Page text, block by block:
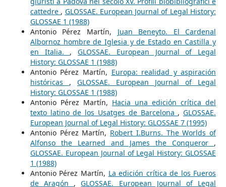
cattedre , GLOSSAE. European Journal of Legal History:
GLOSSAE 1 (1988)
Antonio Pérez Martín, Juan Beneyto. El Cardenal
Albornoz hombre de Iglesia y de Estado en Castilla y
en Italia. ,GLOSSAE. European Journal of Legal
History: GLOSSAE 1 (1988)
Antonio Pérez Martín, Europa: realidad y aspiración
históricas , GLOSSAE. European Journal of Legal
History: GLOSSAE 1 (1988)
Antonio Pérez Martín, Hacia una edición crítica del
texto latino de los Usatges de Barcelona ,GLOSSAE.
European Journal of Legal History: GLOSSAE 7 (1995)
Antonio Pérez Martín, Robert I.Burns. The Worlds of
Alfonso the Learned and James the Conqueror ,
GLOSSAE. European Journal of Legal History: GLOSSAE
1 (1988)
Antonio Pérez Martín, La edición crítica de los Fueros
de Aragón ,GLOSSAE. European Journal of Legal